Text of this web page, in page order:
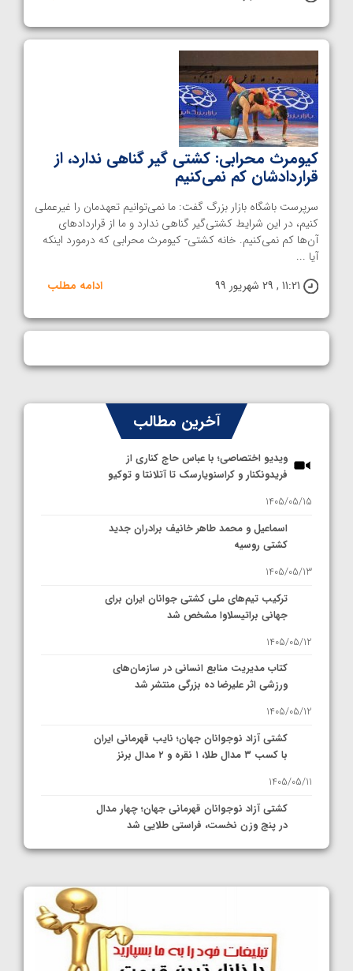
کیومرث محرابی: کشتی گیر گناهی ندارد، از
قراردادشان کم نمی‌کنیم
سرپرست باشگاه بازار بزرگ گفت: ما نمی‌توانیم تعهدمان را غیرعملی
کنیم، در این شرایط کشتی‌گیر گناهی ندارد و ما از قراردادهای
آن‌ها کم نمی‌کنیم. خانه کشتی- کیومرث محرابی که درمورد اینکه
آیا ...
11:21 , 29 شهریور 99
ادامه مطلب
آخرین مطالب
ویدیو اختصاصی؛ با عباس حاج کناری از
فریدونکنار و کراسنویارسک تا آتلانتا و توکیو
1405/05/15
اسماعیل و محمد طاهر خانیف برادران جدید
کشتی روسیه
1405/05/13
ترکیب تیم‌های ملی کشتی جوانان ایران برای
جهانی براتیسلاوا مشخص شد
1405/05/12
کتاب مدیریت منابع انسانی در سازمان‌های
ورزشی اثر علیرضا ده بزرگی منتشر شد
1405/05/12
کشتی آزاد نوجوانان جهان؛ نایب قهرمانی ایران
با کسب ۳ مدال طلا، ۱ نقره و ۲ مدال برنز
1405/05/11
کشتی آزاد نوجوانان قهرمانی جهان؛ چهار مدال
در پنج وزن نخست، فراستی طلایی شد
1405/05/11
کشتی آزاد نوجوانان جهان؛ رقبای نمایندگان
ایران مشخص شدند